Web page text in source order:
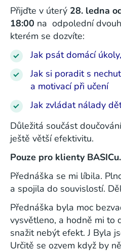
Přijďte v úterý 28. ledna
18:00 na odpolední
kterém se dozvíte:
Jak psát domácí
Jak si poradit s
a motivací při učení
Jak zvládat nálady
Důležitá součást
ještě větší efektivitu.
Pouze pro klienty BASICu.
Přednáška se mi líbila.
a spojila do souvislostí.
Přednáška byla moc
vysvětleno, a hodně mi to
snažit nebýt efekt. J Byla
Určitě se ozvem když by